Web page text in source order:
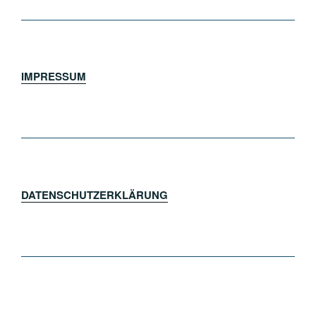
IMPRESSUM
DATENSCHUTZERKLÄRUNG